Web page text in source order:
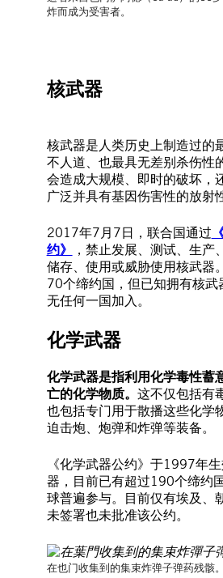
炸而成为受害者。
核武器
核武器是人类历史上制造过的
不人道、也最具无差别杀伤性
会造成大规模、即时的破坏，
广泛并具有基因伤害性的放射
2017年7月7日，联合国通过
约》
，禁止发展、测试、生产
储存、使用或威胁使用核武器
70个缔约国，但已知拥有核武
无任何一国加入。
化学武器
化学武器是指利用化学毒性蓄
亡的化学物质。 这不仅包括有
也包括专门用于散播这些化学
迫击炮、炮弹和炸弹等装备。
《化学武器公约》于1997年
器，目前已有超过190个缔约
球普遍参与。目前仅有埃及、
未签署也未批准该公约。
在也门收集到的集束炸弹子弹药残骸。